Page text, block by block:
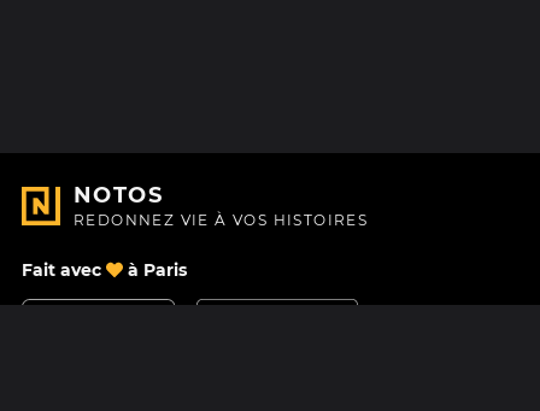
NOTOS
REDONNEZ VIE À VOS HISTOIRES
Fait avec à Paris